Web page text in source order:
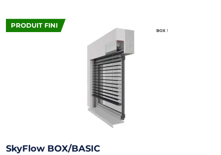
PRODUIT FINI
SkyFlow BOX/BASIC